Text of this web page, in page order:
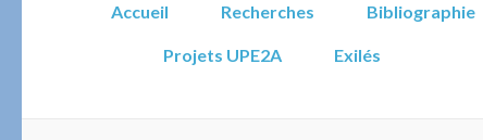
Accueil Recherches Bibliographie
Projets UPE2A Exilés